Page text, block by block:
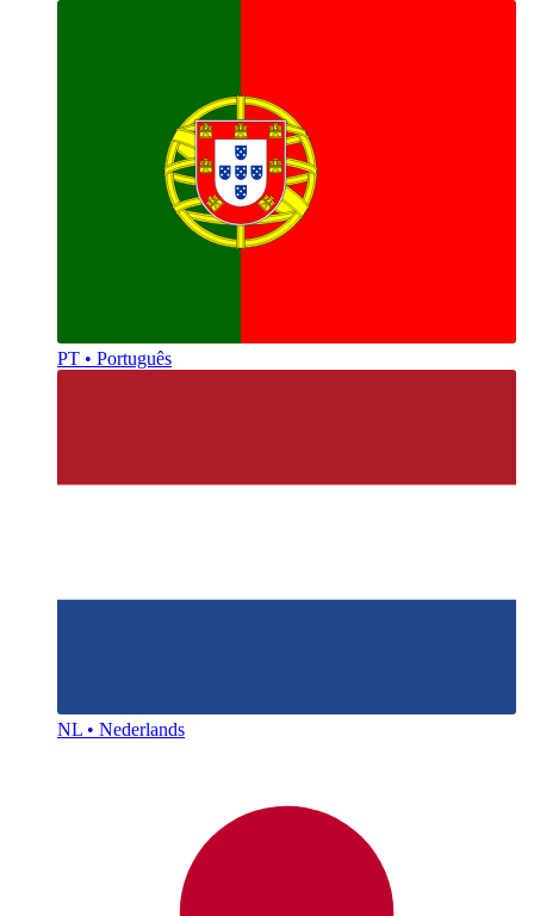
PT • Português
NL • Nederlands